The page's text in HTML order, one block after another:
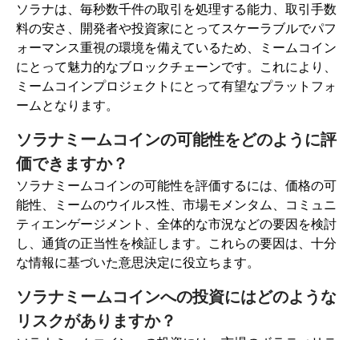
ソラナは、毎秒数千件の取引を処理する能力、取引手数
料の安さ、開発者や投資家にとってスケーラブルでパフ
ォーマンス重視の環境を備えているため、ミームコイン
にとって魅力的なブロックチェーンです。これにより、
ミームコインプロジェクトにとって有望なプラットフォ
ームとなります。
ソラナミームコインの可能性をどのように評
価できますか？
ソラナミームコインの可能性を評価するには、価格の可
能性、ミームのウイルス性、市場モメンタム、コミュニ
ティエンゲージメント、全体的な市況などの要因を検討
し、通貨の正当性を検証します。これらの要因は、十分
な情報に基づいた意思決定に役立ちます。
ソラナミームコインへの投資にはどのような
リスクがありますか？